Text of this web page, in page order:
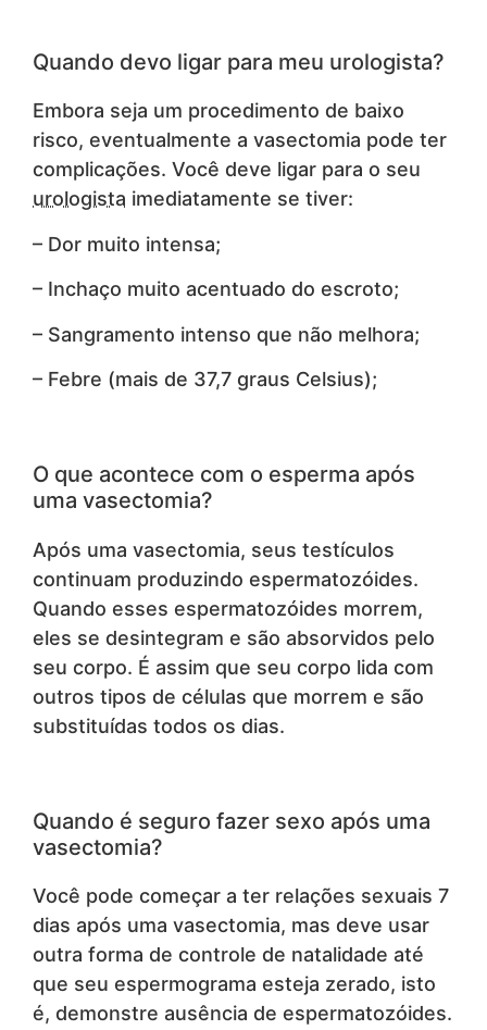
Quando devo ligar para meu urologista?
Embora seja um procedimento de baixo
risco, eventualmente a vasectomia pode ter
complicações. Você deve ligar para o seu
urologista imediatamente se tiver:
– Dor muito intensa;
– Inchaço muito acentuado do escroto;
– Sangramento intenso que não melhora;
– Febre (mais de 37,7 graus Celsius);
O que acontece com o esperma após
uma vasectomia?
Após uma vasectomia, seus testículos
continuam produzindo espermatozóides.
Quando esses espermatozóides morrem,
eles se desintegram e são absorvidos pelo
seu corpo. É assim que seu corpo lida com
outros tipos de células que morrem e são
substituídas todos os dias.
Quando é seguro fazer sexo após uma
vasectomia?
Você pode começar a ter relações sexuais 7
dias após uma vasectomia, mas deve usar
outra forma de controle de natalidade até
que seu espermograma esteja zerado, isto
é, demonstre ausência de espermatozóides.